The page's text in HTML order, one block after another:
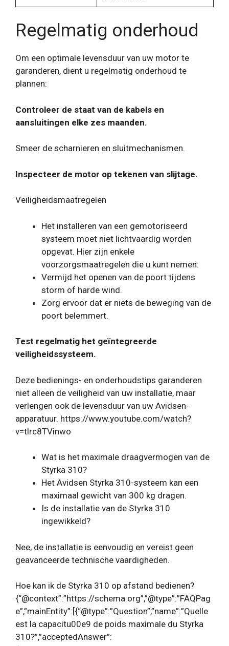
Regelmatig onderhoud
Om een ​​optimale levensduur van uw motor te
garanderen, dient u regelmatig onderhoud te
plannen:
Controleer de staat van de kabels en
aansluitingen elke zes maanden.
Smeer de scharnieren en sluitmechanismen.
Inspecteer de motor op tekenen van slijtage.
Veiligheidsmaatregelen
Het installeren van een gemotoriseerd
systeem moet niet lichtvaardig worden
opgevat. Hier zijn enkele
voorzorgsmaatregelen die u kunt nemen:
Vermijd het openen van de poort tijdens
storm of harde wind.
Zorg ervoor dat er niets de beweging van de
poort belemmert.
Test regelmatig het geïntegreerde
veiligheidssysteem.
Deze bedienings- en onderhoudstips garanderen
niet alleen de veiligheid van uw installatie, maar
verlengen ook de levensduur van uw Avidsen-
apparatuur. https://www.youtube.com/watch?
v=tlrc8TVinwo
Wat is het maximale draagvermogen van de
Styrka 310?
Het Avidsen Styrka 310-systeem kan een
maximaal gewicht van 300 kg dragen.
Is de installatie van de Styrka 310
ingewikkeld?
Nee, de installatie is eenvoudig en vereist geen
geavanceerde technische vaardigheden.
Hoe kan ik de Styrka 310 op afstand bedienen?
{“@context”:”https://schema.org”,”@type”:”FAQPag
e”,”mainEntity”:[{“@type”:”Question”,”name”:”Quelle
est la capacitu00e9 de poids maximale du Styrka
310?”,”acceptedAnswer”: